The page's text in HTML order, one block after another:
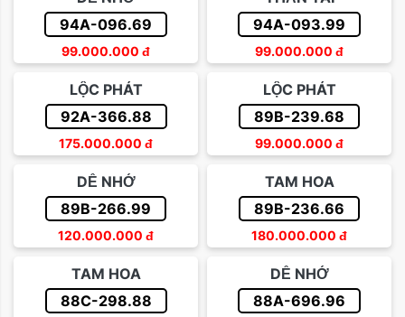
94A-096.69
99.000.000 đ
94A-093.99
99.000.000 đ
LỘC PHÁT
92A-366.88
175.000.000 đ
LỘC PHÁT
89B-239.68
99.000.000 đ
DỄ NHỚ
89B-266.99
120.000.000 đ
TAM HOA
89B-236.66
180.000.000 đ
TAM HOA
88C-298.88
DỄ NHỚ
88A-696.96